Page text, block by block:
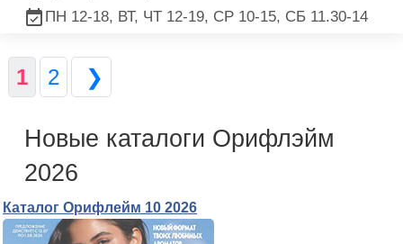
ПН 12-18, ВТ, ЧТ 12-19, СР 10-15, СБ 11.30-14
1 2 ❯
Новые каталоги Орифлэйм
2026
Каталог Орифлейм 10 2026